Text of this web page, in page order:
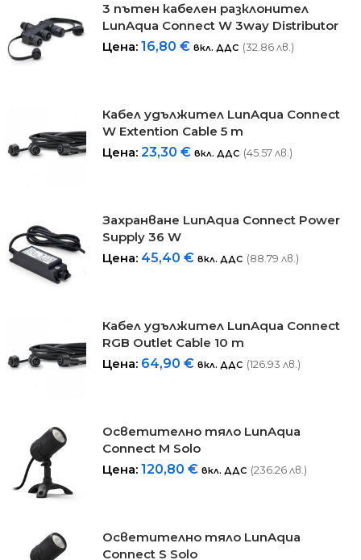
3 пътен кабелен разклонител
LunAqua Connect W 3way Distributor​
Цена:16,80€ вкл. ДДС (32.86 лв.)
Кабел удължител LunAqua Connect
W Extention Cable 5 m
Цена:23,30€ вкл. ДДС (45.57 лв.)
Захранване LunAqua Connect Power
Supply 36 W
Цена: 45,40€ вкл. ДДС (88.79 лв.)
Кабел удължител LunAqua Connect
RGB Outlet Cable 10 m
Цена: 64,90€ вкл. ДДС (126.93 лв.)
Осветително тяло LunAqua
Connect M Solo
Цена:120,80€ вкл. ДДС (236.26 лв.)
Осветително тяло LunAqua
Connect S Solo